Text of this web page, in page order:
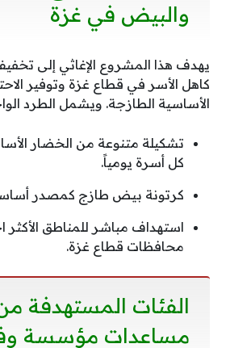
والبيض في غزة
يهدف هذا المشروع الإغاثي إلى
كاهل الأسر في قطاع غزة وتوفير
الأساسية الطازجة. ويشمل الطرد
تشكيلة متنوعة من الخضار
كل أسرة يومياً.
كرتونة بيض طازج كمصدر
استهداف مباشر للمناطق
محافظات قطاع غزة.
الفئات المستهدفة
مساعدات مؤسسة